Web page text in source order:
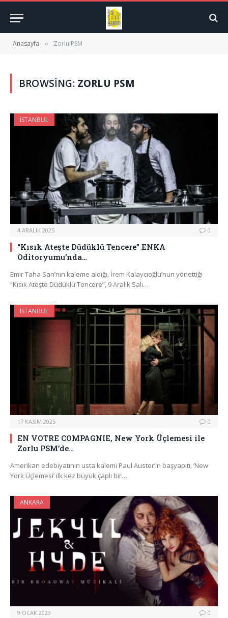
Anasayfa » Zorlu PSM
BROWSING: ZORLU PSM
İSTANBUL
4 ARALIK 2025 0
“Kısık Ateşte Düdüklü Tencere” ENKA
Oditoryumu’nda…
Emir Taha Sarı’nın kaleme aldığı, İrem Kalaycıoğlu’nun yönettiği
“Kısık Ateşte Düdüklü Tencere”, 9 Aralık Salı…
İSTANBUL
17 KASIM 2025 0
EN VOTRE COMPAGNIE, New York Üçlemesi ile
Zorlu PSM’de…
Amerikan edebiyatının usta kalemi Paul Auster’ın başyapıtı, ‘New
York Üçlemesi’ ilk kez büyük çaplı bir…
ANKARA
9 OCAK 2023 0